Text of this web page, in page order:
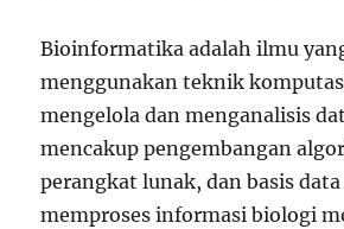
Bioinformatika adalah ilmu
menggunakan teknik
mengelola dan menganalisis
mencakup pengembangan
perangkat lunak, dan basis
memproses informasi biologi